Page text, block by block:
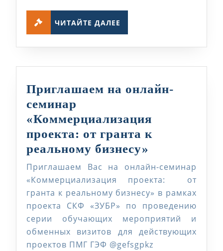
ЧИТАЙТЕ ДАЛЕЕ
Приглашаем на онлайн-
семинар
«Коммерциализация
проекта: от гранта к
реальному бизнесу»
на
онлайн-
семинар
проекта:
от
Приглашаем Вас на онлайн-семинар
«Коммерциализация проекта: от
гранта к реальному бизнесу» в рамках
проекта СКФ «ЗУБР» по проведению
серии обучающих мероприятий и
обменных визитов для действующих
проектов ПМГ ГЭФ @gefsgpkz